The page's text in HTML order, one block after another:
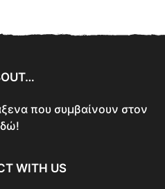
που συμβαίνουν στον
WITH US